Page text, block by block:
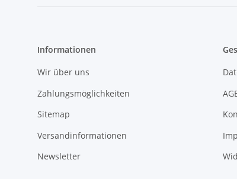
Informationen
Wir über uns
Zahlungsmöglichkeiten
Sitemap
Versandinformationen
Newsletter